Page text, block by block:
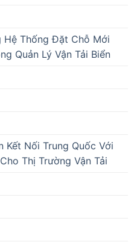
Hệ Thống Đặt Chỗ Mới
Quản Lý Vận Tải Biển
Kết Nối Trung Quốc Với
Thị Trường Vận Tải